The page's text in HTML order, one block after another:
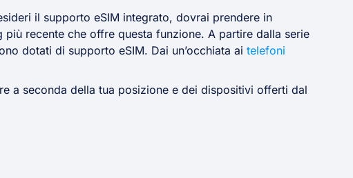
il supporto eSIM integrato, dovrai prendere in
recente che offre questa funzione. A partire dalla serie
dotati di supporto eSIM. Dai un’occhiata aitelefoni
a seconda della tua posizione e dei dispositivi offerti dal